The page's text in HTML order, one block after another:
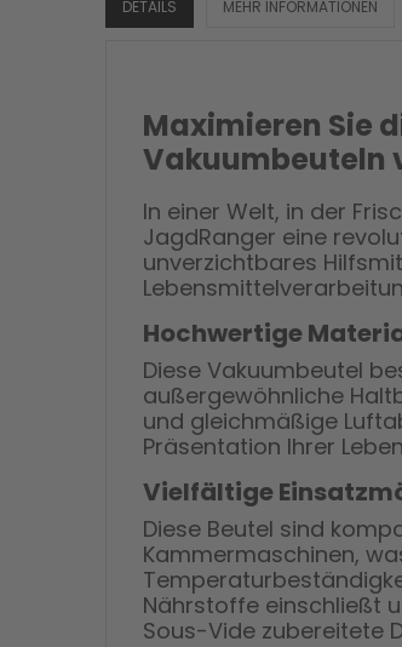
DETAILS MEHR INFORMATIONEN
Maximieren Sie
Vakuumbeuteln
In einer Welt, in der
JagdRanger eine
unverzichtbares
Hochwertige
Diese Vakuumbeutel
außergewöhnliche
und gleichmäßige
Präsentation Ihrer
Vielfältige
Diese Beutel sind
Kammermaschinen,
Nährstoffe einschließt
Sous-Vide zubereitete